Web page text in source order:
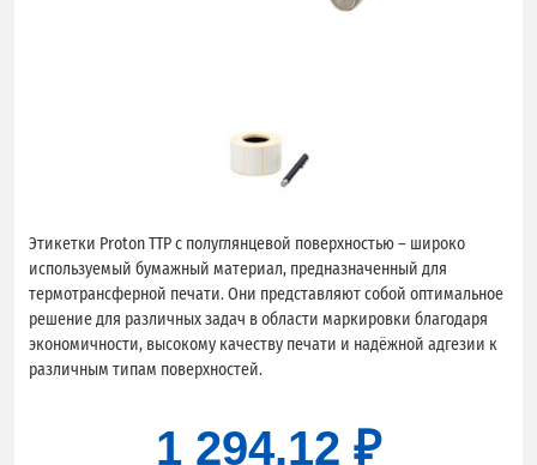
Этикетки Proton TTP с полуглянцевой поверхностью – широко
используемый бумажный материал, предназначенный для
термотрансферной печати. Они представляют собой оптимальное
решение для различных задач в области маркировки благодаря
экономичности, высокому качеству печати и надёжной адгезии к
различным типам поверхностей.
1 294.12 ₽